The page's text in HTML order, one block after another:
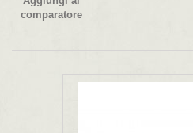
comparatore